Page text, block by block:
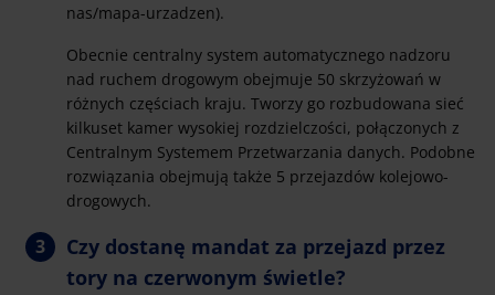
nas/mapa-urzadzen).
Obecnie centralny system automatycznego nadzoru
nad ruchem drogowym obejmuje 50 skrzyżowań w
różnych częściach kraju. Tworzy go rozbudowana sieć
kilkuset kamer wysokiej rozdzielczości, połączonych z
Centralnym Systemem Przetwarzania danych. Podobne
rozwiązania obejmują także 5 przejazdów kolejowo-
drogowych.
Czy dostanę mandat za przejazd przez
tory na czerwonym świetle?